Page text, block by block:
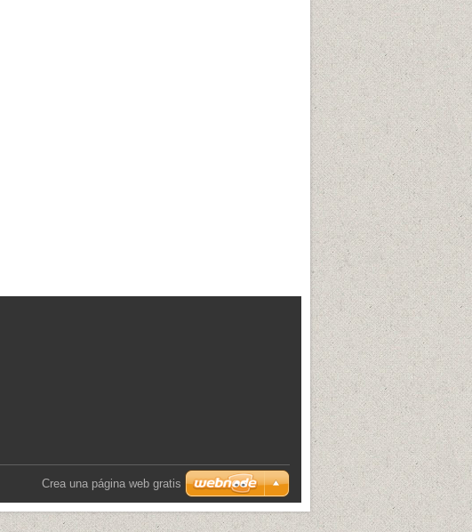
Crea una página web gratis